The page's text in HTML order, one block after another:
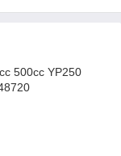
500cc YP250